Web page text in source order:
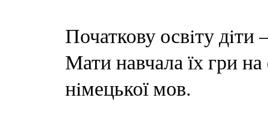
Початкову освiту
Мати навчала їх гри
нiмецької мов.